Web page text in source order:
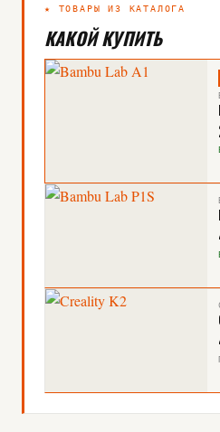
★ ТОВАРЫ ИЗ КАТАЛОГА
КАКОЙ КУПИТЬ